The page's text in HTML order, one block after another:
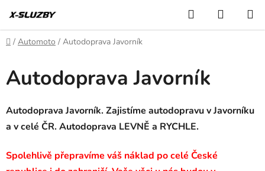
na
obsah
Hledat
KOŠÍK
Domů
/ Automoto / Autodoprava Javorník
Autodoprava Javorník
Autodoprava Javorník. Zajistíme autodopravu v Javorníku
a v celé ČR. Autodoprava LEVNĚ a RYCHLE.
Spolehlivě přepravíme váš náklad po celé České